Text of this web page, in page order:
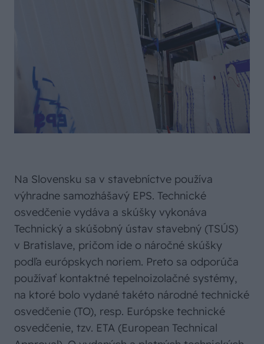
Na Slovensku sa v stavebníctve používa
výhradne samozhášavý EPS. Technické
osvedčenie vydáva a skúšky vykonáva
Technický a skúšobný ústav stavebný (TSÚS)
v Bratislave, pričom ide o náročné skúšky
podľa európskych noriem. Preto sa odporúča
používať kontaktné tepelnoizolačné systémy,
na ktoré bolo vydané takéto národné technické
osvedčenie (TO), resp. Európske technické
osvedčenie, tzv. ETA (European Technical